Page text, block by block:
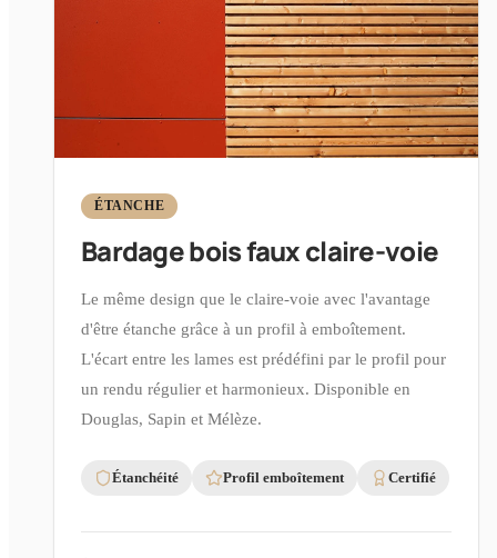
ÉTANCHE
Bardage bois faux claire-voie
Le même design que le claire-voie avec l'avantage
d'être étanche grâce à un profil à emboîtement.
L'écart entre les lames est prédéfini par le profil pour
un rendu régulier et harmonieux. Disponible en
Douglas, Sapin et Mélèze.
Étanchéité Profil emboîtement Certifié